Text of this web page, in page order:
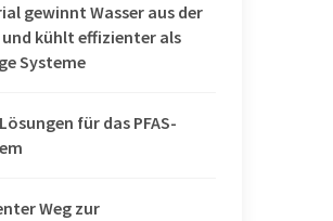
gewinnt Wasser aus der
und kühlt effizienter als
Systeme
für das PFAS-
Weg zur